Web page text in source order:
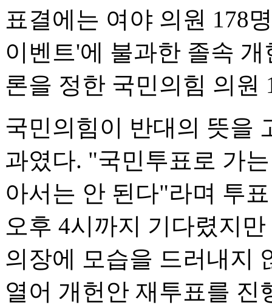
표결에는 여야 의원 178
이벤트'에 불과한 졸속
론을 정한 국민의힘 의원
국민의힘이 반대의 뜻을
과였다. "국민투표로 가
아서는 안 된다"라며 투
오후 4시까지 기다렸지
의장에 모습을 드러내지
열어 개헌안 재투표를 진